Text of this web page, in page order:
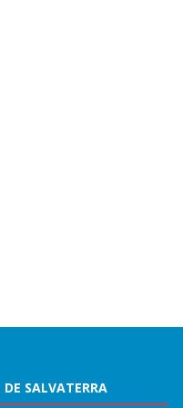
SALVATERRA